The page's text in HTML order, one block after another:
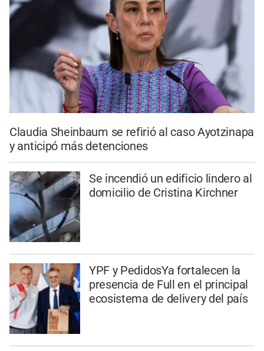
Claudia Sheinbaum se refirió al caso Ayotzinapa
y anticipó más detenciones
Se incendió un edificio lindero al
domicilio de Cristina Kirchner
YPF y PedidosYa fortalecen la
presencia de Full en el principal
ecosistema de delivery del país